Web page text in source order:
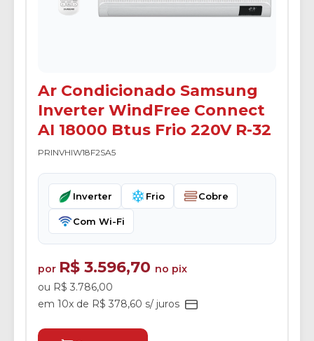
Ar Condicionado Samsung
Inverter WindFree Connect
AI 18000 Btus Frio 220V R-32
PRINVHIW18F2SA5
Inverter Frio Cobre
Com Wi-Fi
por R$ 3.596,70 no pix
ou R$ 3.786,00
em 10x de R$ 378,60 s/ juros